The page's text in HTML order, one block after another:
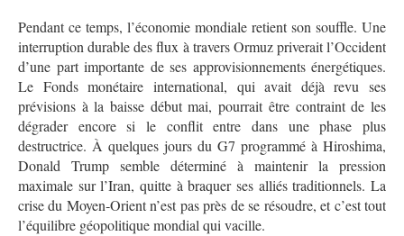
Pendant ce temps, l’économie mondiale retient son souffle. Une
interruption durable des flux à travers Ormuz priverait l’Occident
d’une part importante de ses approvisionnements énergétiques.
Le Fonds monétaire international, qui avait déjà revu ses
prévisions à la baisse début mai, pourrait être contraint de les
dégrader encore si le conflit entre dans une phase plus
destructrice. À quelques jours du G7 programmé à Hiroshima,
Donald Trump semble déterminé à maintenir la pression
maximale sur l’Iran, quitte à braquer ses alliés traditionnels. La
crise du Moyen‑Orient n’est pas près de se résoudre, et c’est tout
l’équilibre géopolitique mondial qui vacille.